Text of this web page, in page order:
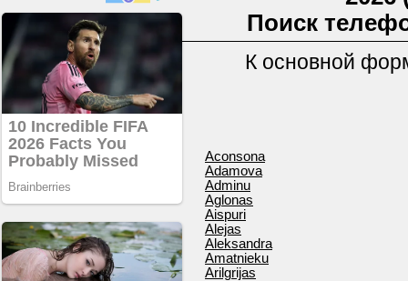
Поиск
К основной
Aconsona
Adamova
Adminu
Aglonas
Aispuri
Alejas
Aleksandra
Amatnieku
Arilgrijas